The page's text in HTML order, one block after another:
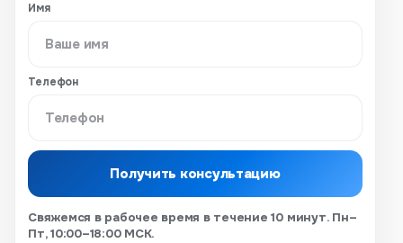
Имя
Телефон
Получить консультацию
Свяжемся в рабочее время в течение 10 минут. Пн–
Пт, 10:00–18:00 МСК.